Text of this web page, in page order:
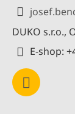
DUKO s.r.o.,
E-shop: